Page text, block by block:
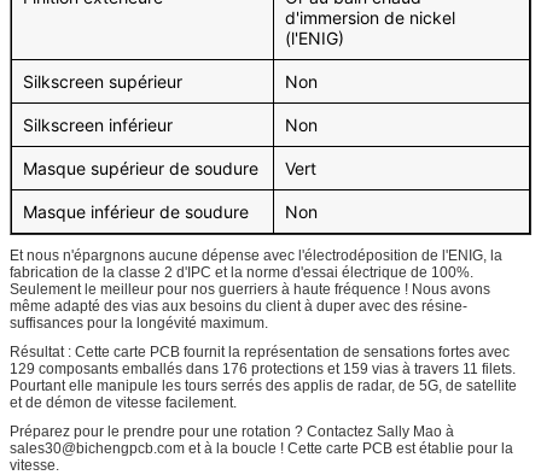
d'immersion de nickel
(l'ENIG)
Silkscreen supérieur Non
Silkscreen inférieur Non
Masque supérieur de soudure Vert
Masque inférieur de soudure Non
Et nous n'épargnons aucune dépense avec l'électrodéposition de l'ENIG, la
fabrication de la classe 2 d'IPC et la norme d'essai électrique de 100%.
Seulement le meilleur pour nos guerriers à haute fréquence ! Nous avons
même adapté des vias aux besoins du client à duper avec des résine-
suffisances pour la longévité maximum.
Résultat : Cette carte PCB fournit la représentation de sensations fortes avec
129 composants emballés dans 176 protections et 159 vias à travers 11 filets.
Pourtant elle manipule les tours serrés des applis de radar, de 5G, de satellite
et de démon de vitesse facilement.
Préparez pour le prendre pour une rotation ? Contactez Sally Mao à
sales30@bichengpcb.com et à la boucle ! Cette carte PCB est établie pour la
vitesse.